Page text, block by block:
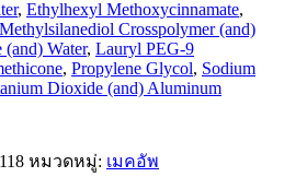
, Ethylhexyl Methoxycinnamate,
Crosspolymer (and)
(and) Water, Lauryl PEG-9
, Propylene Glycol, Sodium
Dioxide (and) Aluminum
หมวดหมู่: เมคอัพ